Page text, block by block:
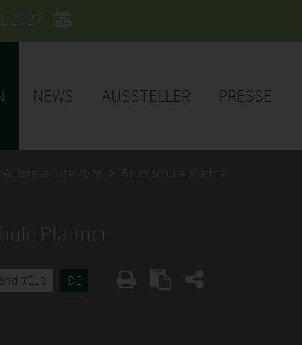
NEWS AUSSTELLER PRESSE
Ausstellerliste 2026 Baumschule Plattner
Plattner
7E18 DE